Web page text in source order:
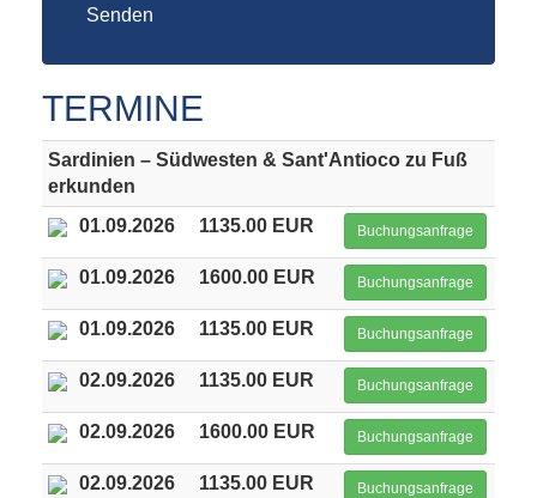
Senden
TERMINE
Sardinien – Südwesten & Sant'Antioco zu Fuß
erkunden
01.09.2026
1135.00 EUR Buchungsanfrage
01.09.2026 1600.00 EUR Buchungsanfrage
01.09.2026 1135.00 EUR Buchungsanfrage
02.09.2026 1135.00 EUR Buchungsanfrage
02.09.2026 1600.00 EUR Buchungsanfrage
02.09.2026 1135.00 EUR Buchungsanfrage